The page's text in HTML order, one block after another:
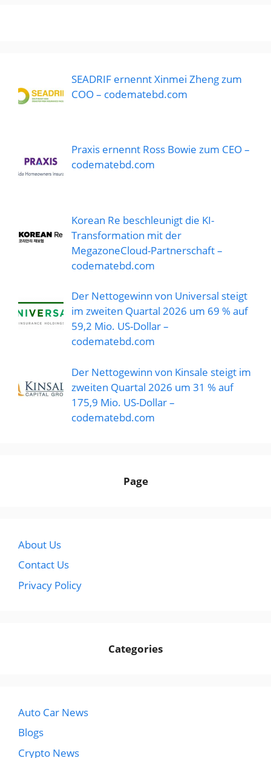
SEADRIF ernennt Xinmei Zheng zum
COO – codematebd.com
Praxis ernennt Ross Bowie zum CEO –
codematebd.com
Korean Re beschleunigt die KI-
Transformation mit der
MegazoneCloud-Partnerschaft –
codematebd.com
Der Nettogewinn von Universal steigt
im zweiten Quartal 2026 um 69 % auf
59,2 Mio. US-Dollar –
codematebd.com
Der Nettogewinn von Kinsale steigt im
zweiten Quartal 2026 um 31 % auf
175,9 Mio. US-Dollar –
codematebd.com
Page
About Us
Contact Us
Privacy Policy
Categories
Auto Car News
Blogs
Crypto News